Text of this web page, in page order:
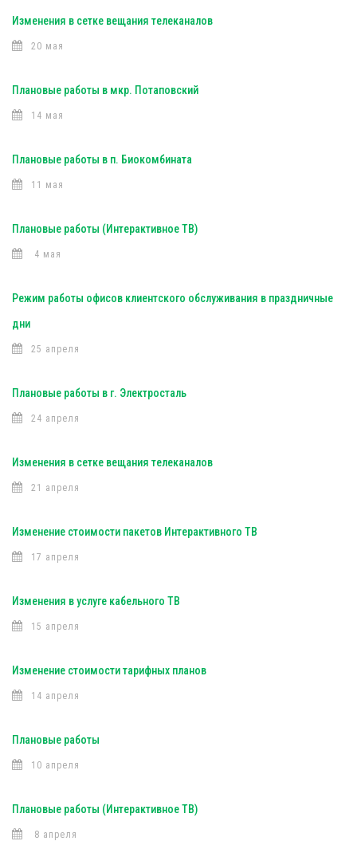
Изменения в сетке вещания телеканалов
20 мая
Плановые работы в мкр. Потаповский
14 мая
Плановые работы в п. Биокомбината
11 мая
Плановые работы (Интерактивное ТВ)
4 мая
Режим работы офисов клиентского обслуживания в праздничные
дни
25 апреля
Плановые работы в г. Электросталь
24 апреля
Изменения в сетке вещания телеканалов
21 апреля
Изменение стоимости пакетов Интерактивного ТВ
17 апреля
Изменения в услуге кабельного ТВ
15 апреля
Изменение стоимости тарифных планов
14 апреля
Плановые работы
10 апреля
Плановые работы (Интерактивное ТВ)
8 апреля